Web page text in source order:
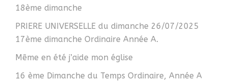
18ème dimanche
PRIERE UNIVERSELLE du dimanche 26/07/2025
17ème dimanche Ordinaire Année A.
Même en été j’aide mon église
16 ème Dimanche du Temps Ordinaire, Année A